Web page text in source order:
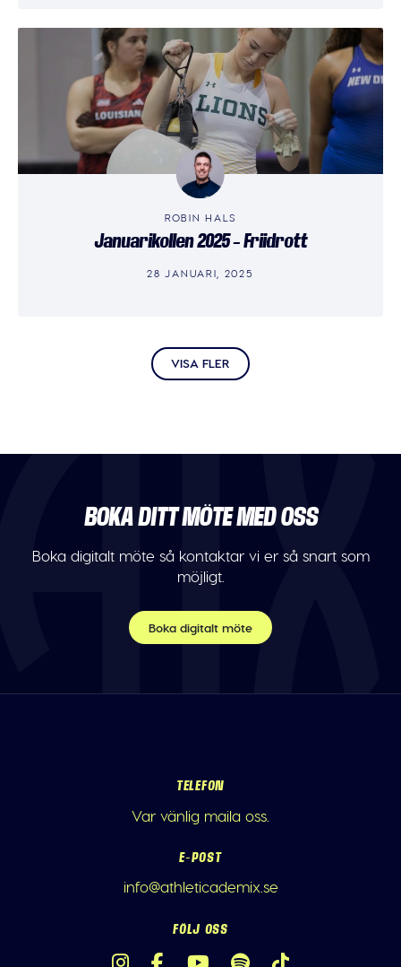
ROBIN HALS
Januarikollen 2025 – Friidrott
28 JANUARI, 2025
VISA FLER
BOKA DITT MÖTE MED OSS
Boka digitalt möte så kontaktar vi er så snart som
möjligt.
Boka digitalt möte
TELEFON
Var vänlig maila oss.
E-POST
info@athleticademix.se
FÖLJ OSS